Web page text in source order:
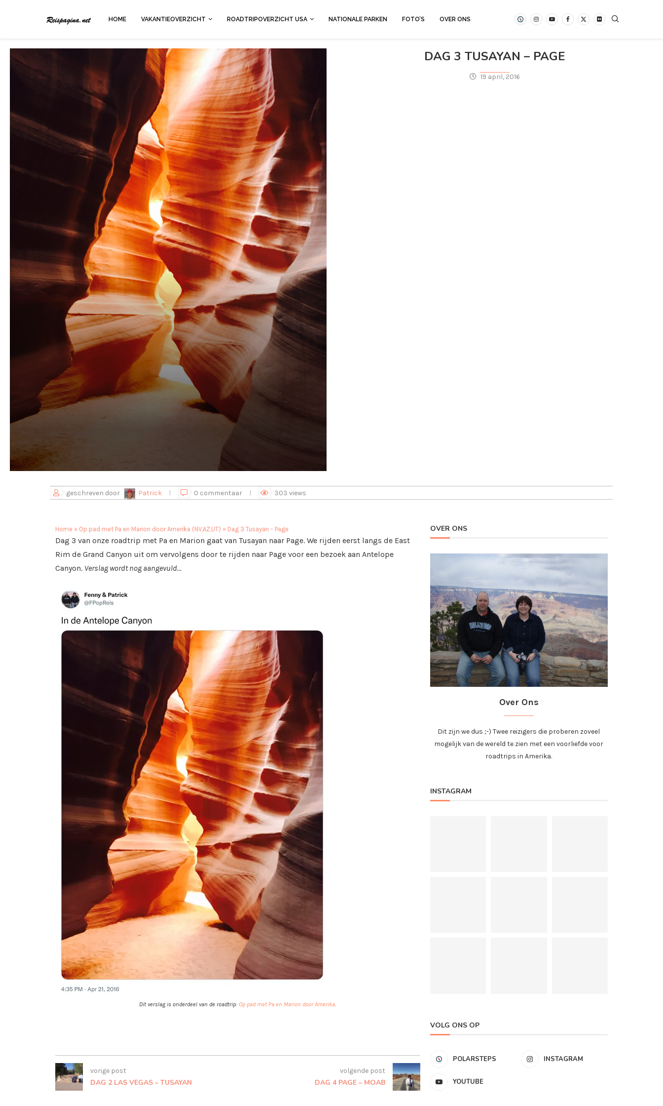
HOME VAKANTIEOVERZICHT ROADTRIPOVERZICHT USA NATIONALE PARKEN FOTO’S OVER ONS
DAG 3 TUSAYAN – PAGE
19 april, 2016
geschreven door Patrick 0 commentaar 303 views
Home » Op pad met Pa en Marion door Amerika (NV,AZ,UT) » Dag 3 Tusayan – Page
Dag 3 van onze roadtrip met Pa en Marion gaat van Tusayan naar Page. We rijden eerst langs de East
Rim de Grand Canyon uit om vervolgens door te rijden naar Page voor een bezoek aan Antelope
Canyon. Verslag wordt nog aangevuld…
Dit verslag is onderdeel van de roadtrip: Op pad met Pa en Marion door Amerika
vorige post
DAG 2 LAS VEGAS – TUSAYAN
volgende post
DAG 4 PAGE – MOAB
OVER ONS
Over Ons
Dit zijn we dus ;-) Twee reizigers die proberen zoveel
mogelijk van de wereld te zien met een voorliefde voor
roadtrips in Amerika.
INSTAGRAM
VOLG ONS OP
POLARSTEPS INSTAGRAM
YOUTUBE